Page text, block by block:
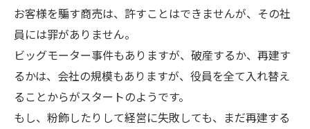
お客様を騙す商売は、許すことはできませんが、その社
員には罪がありません。
ビッグモーター事件もありますが、破産するか、再建す
るかは、会社の規模もありますが、役員を全て入れ替え
ることからがスタートのようです。
もし、粉飾したりして経営に失敗しても、まだ再建する